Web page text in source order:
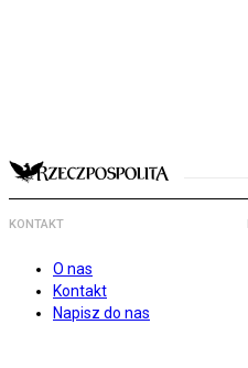
KONTAKT
O nas
Kontakt
Napisz do nas